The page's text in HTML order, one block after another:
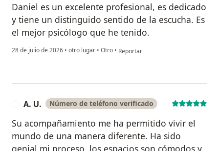
Daniel es un excelente profesional, es dedicado
y tiene un distinguido sentido de la escucha. Es
el mejor psicólogo que he tenido.
28 de julio de 2026 • otro lugar • Otro • en opinión del usuario Samantha
Reportar
A. U. Número de teléfono verificado
Su acompañamiento me ha permitido vivir el
mundo de una manera diferente. Ha sido
genial mi proceso, los espacios son cómodos y